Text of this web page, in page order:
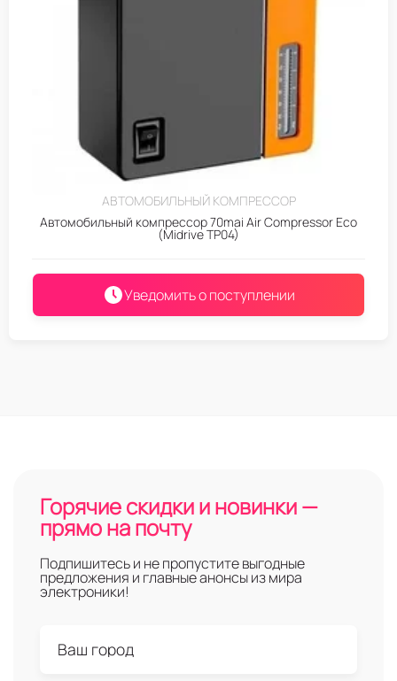
АВТОМОБИЛЬНЫЙ КОМПРЕССОР
Автомобильный компрессор 70mai Air Compressor Eco
(Midrive TP04)
Уведомить о поступлении
Горячие скидки и новинки —
прямо на почту
Подпишитесь и не пропустите выгодные
предложения и главные анонсы из мира
электроники!